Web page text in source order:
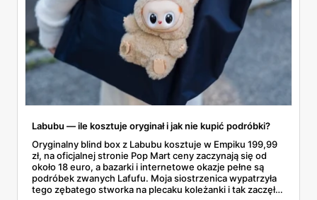
Labubu — ile kosztuje oryginał i jak nie kupić podróbki?
Oryginalny blind box z Labubu kosztuje w Empiku 199,99
zł, na oficjalnej stronie Pop Mart ceny zaczynają się od
około 18 euro, a bazarki i internetowe okazje pełne są
podróbek zwanych Lafufu. Moja siostrzenica wypatrzyła
tego zębatego stworka na plecaku koleżanki i tak zaczęło